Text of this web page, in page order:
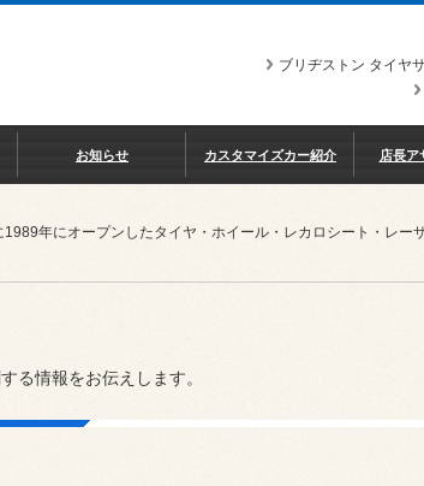
ブリヂストン タイヤ
お知らせ カスタマイズカー紹介 店長ア
年にオープンしたタイヤ・ホイール・レカロシート・レ
る情報をお伝えします。